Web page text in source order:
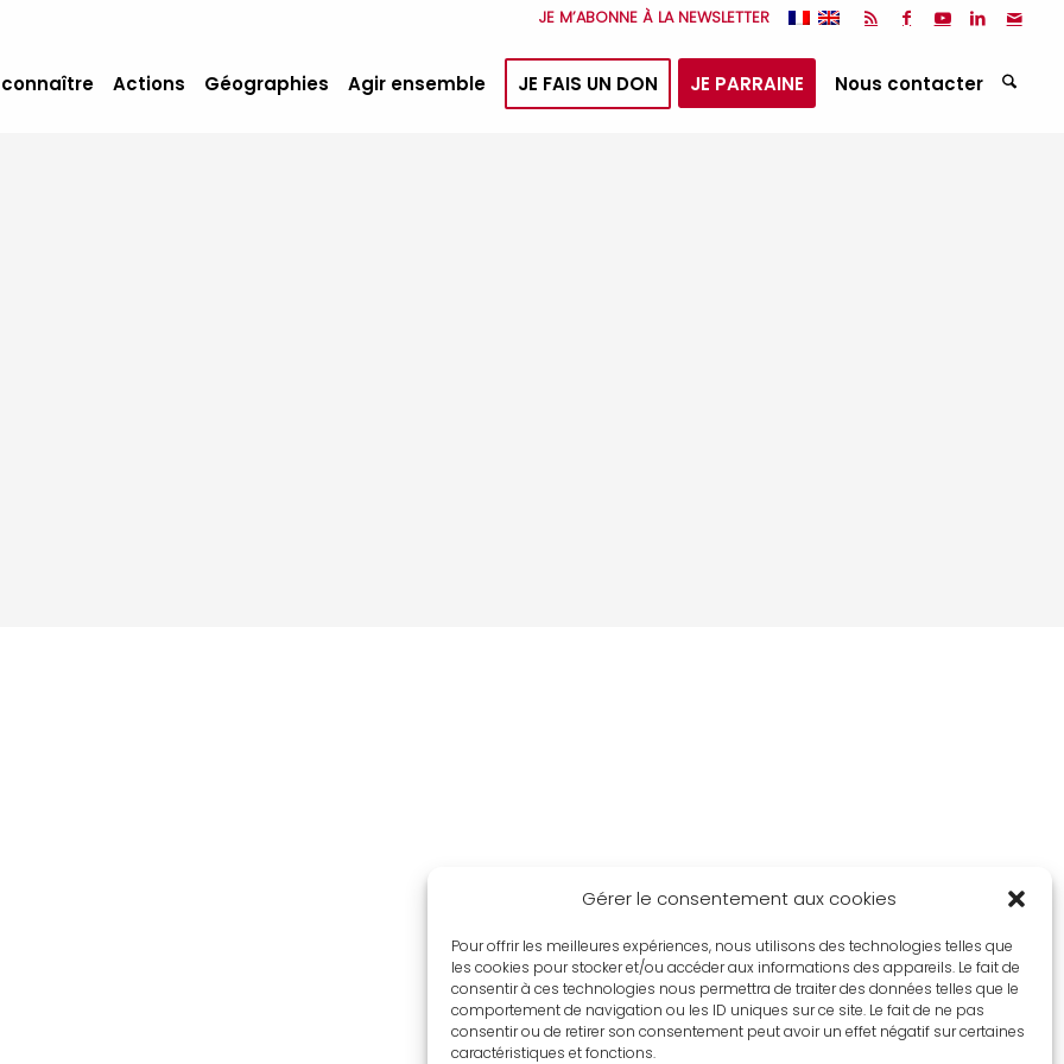
Gérer le consentement aux cookies
Pour offrir les meilleures expériences, nous utilisons des technologies telles que
les cookies pour stocker et/ou accéder aux informations des appareils. Le fait de
consentir à ces technologies nous permettra de traiter des données telles que le
comportement de navigation ou les ID uniques sur ce site. Le fait de ne pas
consentir ou de retirer son consentement peut avoir un effet négatif sur certaines
caractéristiques et fonctions.
JE M’ABONNE À LA NEWSLETTER
connaître Actions Géographies Agir ensemble JE FAIS UN DON JE PARRAINE Nous contacter